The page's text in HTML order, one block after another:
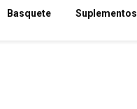
Basquete Suplementos